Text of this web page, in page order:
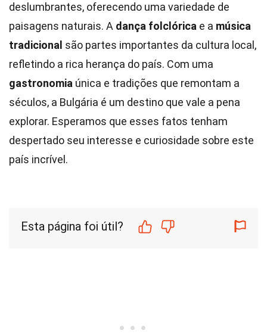
deslumbrantes, oferecendo uma variedade de
paisagens naturais. A dança folclórica e a música
tradicional são partes importantes da cultura local,
refletindo a rica herança do país. Com uma
gastronomia única e tradições que remontam a
séculos, a Bulgária é um destino que vale a pena
explorar. Esperamos que esses fatos tenham
despertado seu interesse e curiosidade sobre este
país incrível.
Esta página foi útil?